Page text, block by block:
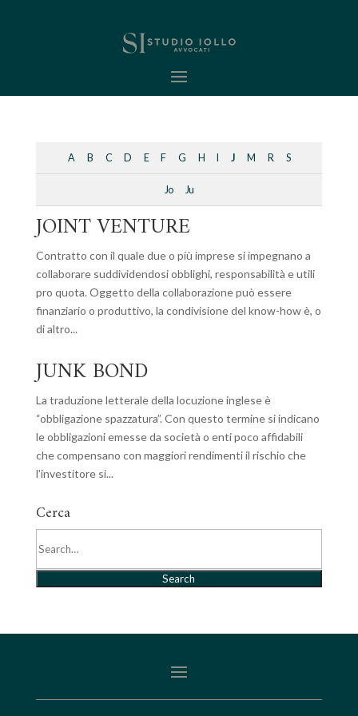
A B C D E F G H I J M R S
Jo Ju
JOINT VENTURE
Contratto con il quale due o più imprese si impegnano a
collaborare suddividendosi obblighi, responsabilità e utili
pro quota. Oggetto della collaborazione può essere
finanziario o produttivo, la condivisione del know-how è, o
di altro...
JUNK BOND
La traduzione letterale della locuzione inglese è
“obbligazione spazzatura”. Con questo termine si indicano
le obbligazioni emesse da società o enti poco affidabili
che compensano con maggiori rendimenti il rischio che
l’investitore si...
Cerca
Search